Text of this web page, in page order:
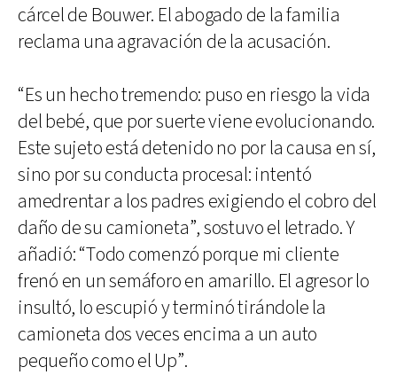
cárcel de Bouwer. El abogado de la familia
reclama una agravación de la acusación.
“Es un hecho tremendo: puso en riesgo la vida
del bebé, que por suerte viene evolucionando.
Este sujeto está detenido no por la causa en sí,
sino por su conducta procesal: intentó
amedrentar a los padres exigiendo el cobro del
daño de su camioneta”, sostuvo el letrado. Y
añadió: “Todo comenzó porque mi cliente
frenó en un semáforo en amarillo. El agresor lo
insultó, lo escupió y terminó tirándole la
camioneta dos veces encima a un auto
pequeño como el Up”.